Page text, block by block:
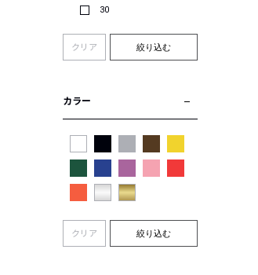
30
クリア 絞り込む
カラー
クリア 絞り込む